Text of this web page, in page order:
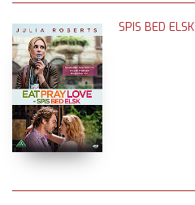
SPIS BED ELSK